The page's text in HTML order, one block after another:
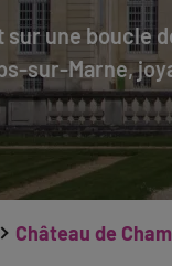
une boucle
sur-Marne,
Château de